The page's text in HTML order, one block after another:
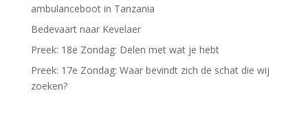
ambulanceboot in Tanzania
Bedevaart naar Kevelaer
Preek: 18e Zondag: Delen met wat je hebt
Preek: 17e Zondag: Waar bevindt zich de schat die wij
zoeken?